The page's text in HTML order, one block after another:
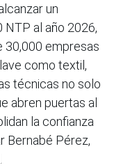
un
NTP al año 2026,
30,000 empresas
como textil,
técnicas no solo
abren puertas al
la confianza
Bernabé Pérez,